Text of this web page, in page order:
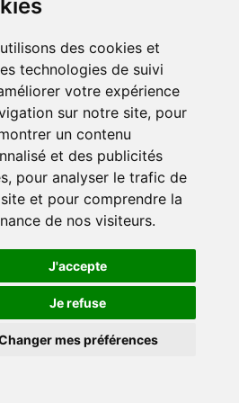
des cookies et
technologies de suivi
votre expérience
sur notre site, pour
un contenu
et des publicités
pour analyser le trafic de
et pour comprendre la
de nos visiteurs.
J'accepte
Je refuse
mes préférences